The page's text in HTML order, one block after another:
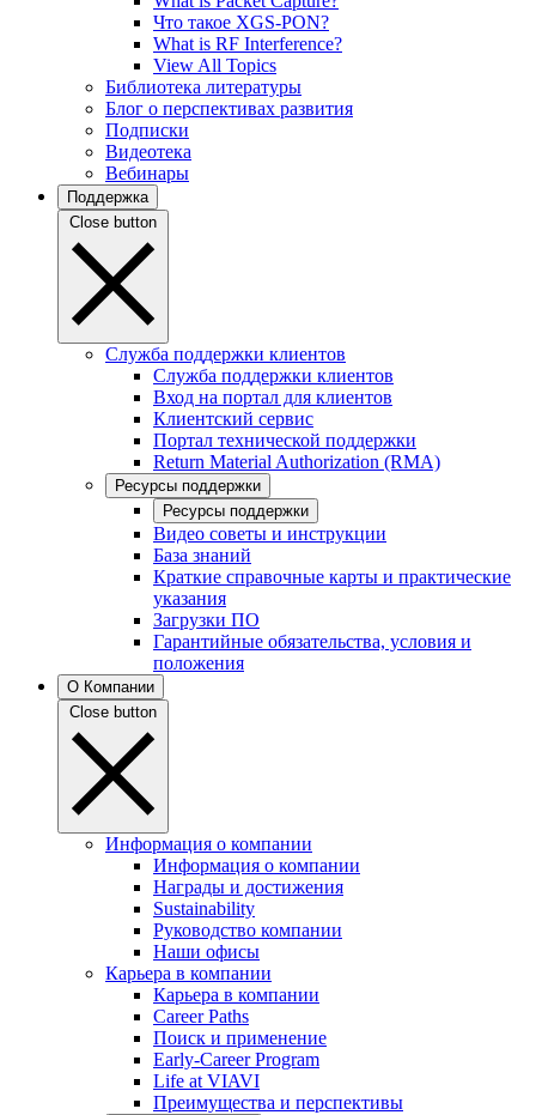
Что такое XGS-PON?
What is RF Interference?
View All Topics
Библиотека литературы
Блог о перспективах развития
Подписки
Видеотека
Вебинары
Поддержка
Close button
Служба поддержки клиентов
Служба поддержки клиентов
Вход на портал для клиентов
Клиентский сервис
Портал технической поддержки
Return Material Authorization (RMA)
Ресурсы поддержки
Ресурсы поддержки
Видео советы и инструкции
База знаний
Краткие справочные карты и практические
указания
Загрузки ПО
Гарантийные обязательства, условия и
положения
О Компании
Close button
Информация о компании
Информация о компании
Награды и достижения
Sustainability
Руководство компании
Наши офисы
Карьера в компании
Карьера в компании
Career Paths
Поиск и применение
Early-Career Program
Life at VIAVI
Преимущества и перспективы